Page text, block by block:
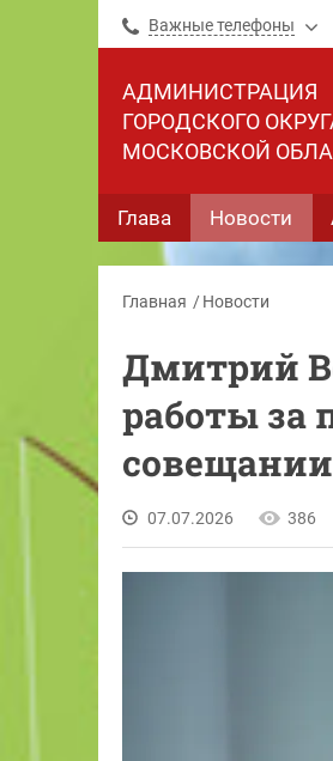
Важные телефоны
АДМИНИСТРАЦИЯ
ГОРОДСКОГО
МОСКОВСКОЙ
Глава Новости
Главная Новости
Дмитрий
работы за
совещании
07.07.2026 386